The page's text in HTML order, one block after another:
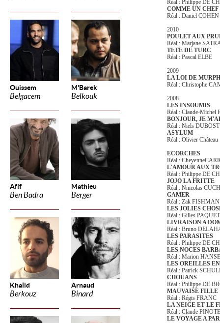
Ouissem
Belgacem
M'Barek
Belkouk
Afif
Ben Badra
Mathieu
Berger
Khalid
Berkouz
Arnaud
Binard
Réal : Philippe DE
COMME UN CHEF
Réal : Daniel COHEN
2010
POULET AUX
Réal : Marjane
TETE DE TURC
Réal : Pascal ELBE
2009
LA LOI DE
Réal : Christophe
2008
LES INSOUMIS
Réal : Claude-Michel
BONJOUR, JE
Réal : Niels
ASYLUM
Réal : Olivier Château
ECORCHES
Réal :
L'AMOUR AUX
Réal : Philippe DE
JOJO LA FRITTE
Réal : Nnicolas
GAMER
Réal : Zak FISHMAN
LES JOLIES
Réal : Gilles
LIVRAISON A
Réal : Bruno
LES PARASITES
Réal : Philippe DE
LES NOCES
Réal : Marion
LES OREILLES
Réal : Patrick
CHOUANS
Réal : Philippe DE
MAUVAISE FILLE
Réal : Régis FRANC
LA NEIGE ET LE
Réal : Claude
LE VOYAGE A